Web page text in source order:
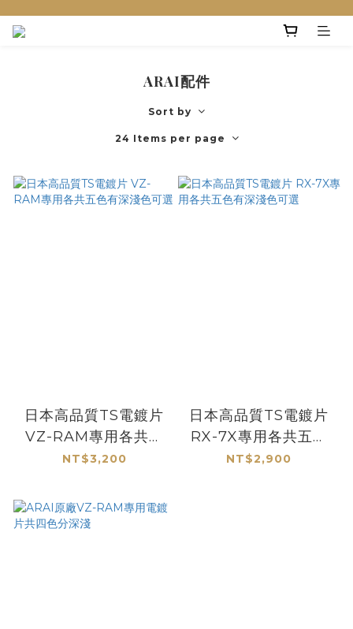
ARAI配件
Sort by
24 Items per page
日本高品質TS電鍍片
VZ-RAM專用各共五
色有深淺色可選
NT$3,200
日本高品質TS電鍍片
RX-7X專用各共五色
有深淺色可選
NT$2,900